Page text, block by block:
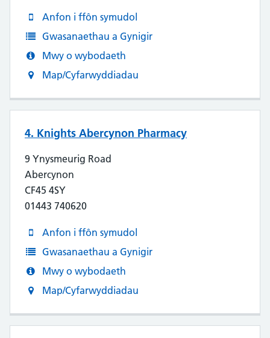
Anfon i ffôn symudol
Gwasanaethau a Gynigir
Mwy o wybodaeth
Map/Cyfarwyddiadau
4. Knights Abercynon Pharmacy
9 Ynysmeurig Road
Abercynon
CF45 4SY
01443 740620
Anfon i ffôn symudol
Gwasanaethau a Gynigir
Mwy o wybodaeth
Map/Cyfarwyddiadau